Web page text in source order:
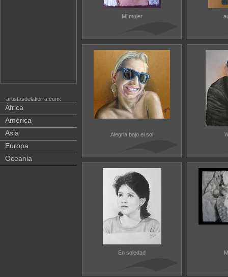
artistasdelatierra.com:
África
América
Asia
Europa
Oceania
Mi mujer
Alegria bajo el sol
En soledad